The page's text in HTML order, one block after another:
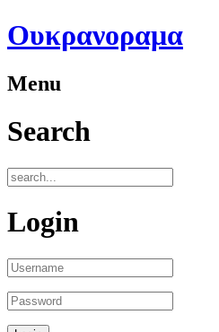
Ουκρανοραμα
Menu
Search
Login